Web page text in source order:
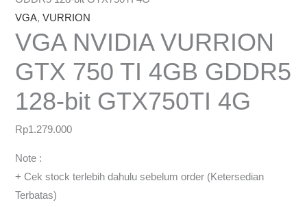
VGA,VURRION
VGA NVIDIA VURRION
GTX 750 TI 4GB GDDR5
128-bit GTX750TI 4G
Rp1.279.000
Note :
+ Cek stock terlebih dahulu sebelum order (Ketersedian
Terbatas)